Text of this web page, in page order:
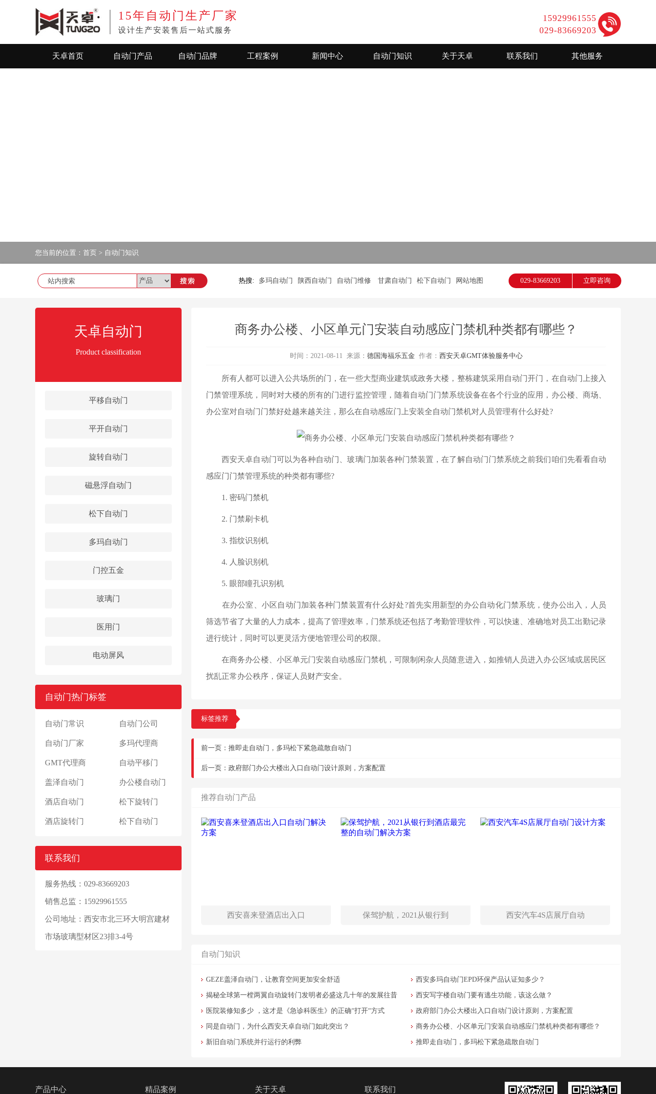
15年 自动门生产厂家
设计生产安装售后一站式服务
15929961555
029-83669203
天卓首页 自动门产品 自动门品牌 工程案例 新闻中心 自动门知识 关于天卓 联系我们 其他服务
您当前的位置： 首页 > 自动门知识
热搜: 多玛自动门 陕西自动门 自动门维修 甘肃自动门 松下自动门 网站地图 029-83669203 立即咨询
天卓自动门
Product classification
平移自动门
平开自动门
旋转自动门
磁悬浮自动门
松下自动门
多玛自动门
门控五金
玻璃门
医用门
电动屏风
自动门热门标签
自动门常识 自动门公司
自动门厂家 多玛代理商
GMT代理商 自动平移门
盖泽自动门 办公楼自动门
酒店自动门 松下旋转门
酒店旋转门 松下自动门
联系我们
服务热线：029-83669203
销售总监：15929961555
公司地址：西安市北三环大明宫建材
市场玻璃型材区23排3-4号
商务办公楼、小区单元门安装自动感应门禁机种类都有哪些？
时间：2021-08-11 来源： 德国海福乐五金 作者： 西安天卓GMT体验服务中心
所有人都可以进入公共场所的门，在一些大型商业建筑或政务大楼，整栋建筑采用自动门开门，在自动门上接入
门禁管理系统，同时对大楼的所有的门进行监控管理，随着自动门门禁系统设备在各个行业的应用，办公楼、商场、
办公室对自动门门禁好处越来越关注，那么在自动感应门上安装全自动门禁机对人员管理有什么好处?
西安天卓自动门可以为各种自动门、玻璃门加装各种门禁装置，在了解自动门门禁系统之前我们咱们先看看自动
感应门门禁管理系统的种类都有哪些?
1. 密码门禁机
2. 门禁刷卡机
3. 指纹识别机
4. 人脸识别机
5. 眼部瞳孔识别机
在办公室、小区自动门加装各种门禁装置有什么好处?首先实用新型的办公自动化门禁系统，使办公出入，人员
筛选节省了大量的人力成本，提高了管理效率，门禁系统还包括了考勤管理软件，可以快速、准确地对员工出勤记录
进行统计，同时可以更灵活方便地管理公司的权限。
在商务办公楼、小区单元门安装自动感应门禁机，可限制闲杂人员随意进入，如推销人员进入办公区域或居民区
扰乱正常办公秩序，保证人员财产安全。
标签推荐
前一页： 推即走自动门，多玛松下紧急疏散自动门
后一页： 政府部门办公大楼出入口自动门设计原则，方案配置
推荐自动门产品
西安喜来登酒店出入口 保驾护航，2021从银行到 西安汽车4S店展厅自动
自动门知识
GEZE盖泽自动门，让教育空间更加安全舒适
揭秘全球第一樘两翼自动旋转门发明者必盛这几十年的发展往昔
医院装修知多少 ，这才是《急诊科医生》的正确“打开“方式
同是自动门，为什么西安天卓自动门如此突出？
新旧自动门系统并行运行的利弊
西安多玛自动门EPD环保产品认证知多少？
西安写字楼自动门要有逃生功能，该这么做？
政府部门办公大楼出入口自动门设计原则，方案配置
商务办公楼、小区单元门安装自动感应门禁机种类都有哪些？
推即走自动门，多玛松下紧急疏散自动门
产品中心 精品案例 关于天卓 联系我们